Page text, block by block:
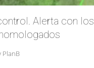
Alerta con los
PlanB